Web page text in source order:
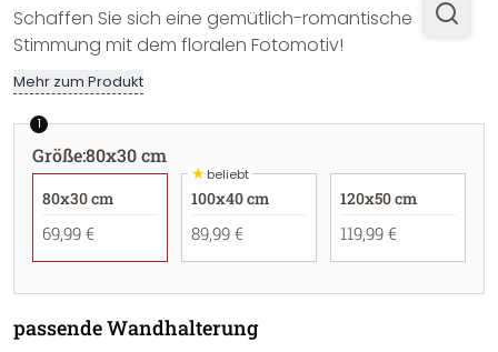
Schaffen Sie sich eine gemütlich-romantische
Stimmung mit dem floralen Fotomotiv!
Mehr zum Produkt
1
Größe:80x30 cm
80x30 cm
69,99 €
★beliebt
100x40 cm
89,99 €
120x50 cm
119,99 €
passende Wandhalterung